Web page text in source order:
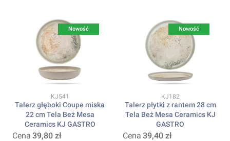
Nowość
Kod produktu
KJ541
Talerz głęboki Coupe miska
22 cm Tela Beż Mesa
Ceramics KJ GASTRO
Cena 39,80 zł
Nowość
Kod produktu
KJ182
Talerz płytki z rantem 28 cm
Tela Beż Mesa Ceramics KJ
GASTRO
Cena 39,40 zł